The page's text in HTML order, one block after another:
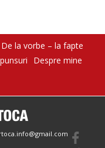
De la vorbe – la fapte
Despre mine